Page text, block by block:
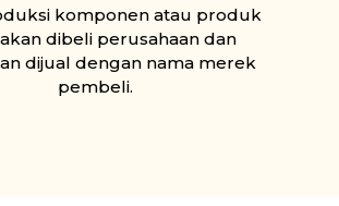
komponen atau produk
dibeli perusahaan dan
dijual dengan nama merek
pembeli.